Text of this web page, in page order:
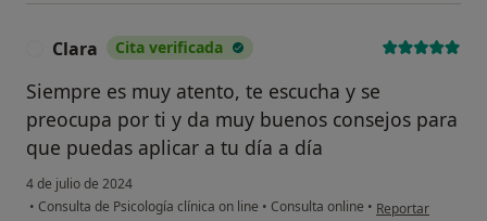
Clara Cita verificada
Siempre es muy atento, te escucha y se
preocupa por ti y da muy buenos consejos para
que puedas aplicar a tu día a día
4 de julio de 2024
• Consulta de Psicología clínica on line • Consulta online • en opinión del
Reportar